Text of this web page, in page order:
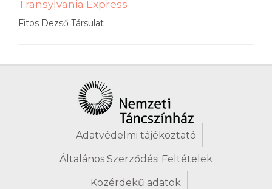
Transylvania Express
Fitos Dezső Társulat
Adatvédelmi tájékoztató
Általános Szerződési Feltételek
Közérdekű adatok